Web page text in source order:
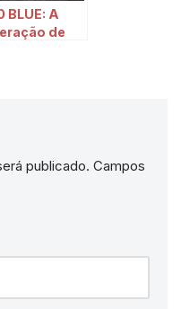
BLUE: A
de
publicado. Campos